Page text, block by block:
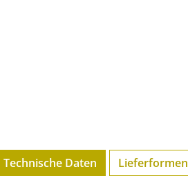
Technische Daten Lieferformen